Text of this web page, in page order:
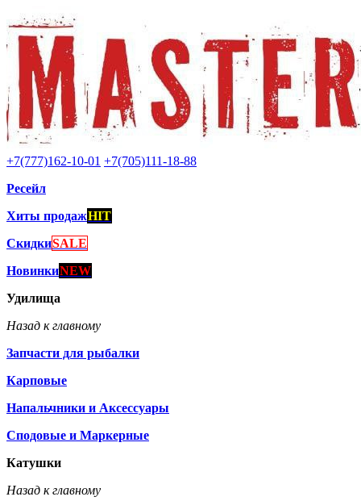
+7(777)162-10-01 +7(705)111-18-88
Ресейл
Хиты продажHIT
СкидкиSALE
НовинкиNEW
Удилища
Назад к главному
Запчасти для рыбалки
Карповые
Напальчники и Аксессуары
Сподовые и Маркерные
Катушки
Назад к главному